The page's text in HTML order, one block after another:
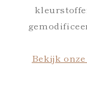
Bekijk